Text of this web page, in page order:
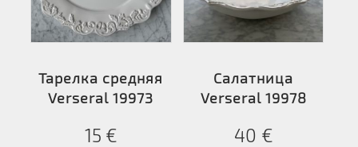
Тарелка средняя
Verseral 19973
15 €
Салатница
Verseral 19978
40 €